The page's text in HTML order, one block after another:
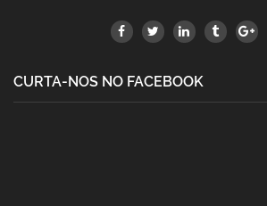
CURTA-NOS NO FACEBOOK